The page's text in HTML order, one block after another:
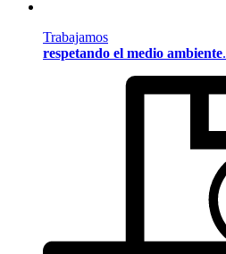
Trabajamos
respetando el medio ambiente.